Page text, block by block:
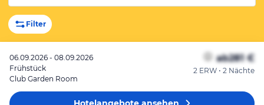
Filter
06.09.2026 - 08.09.2026
Frühstück
Club Garden Room
ab281 €
2 ERW • 2 Nächte